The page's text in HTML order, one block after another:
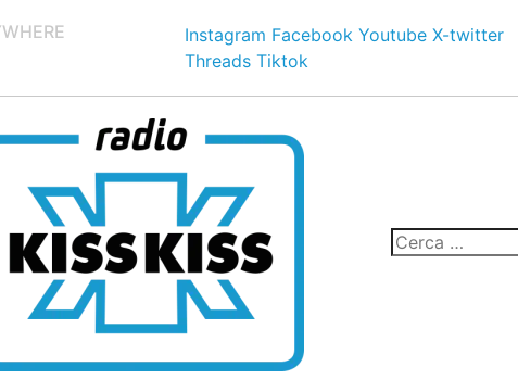
Instagram Facebook Youtube X-twitter
Threads Tiktok